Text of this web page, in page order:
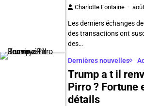
Charlotte Fontaine
Les derniers échanges
des transactions ont
des…
Dernières nouvelles
Trump a t il
Pirro ? Fortune
détails